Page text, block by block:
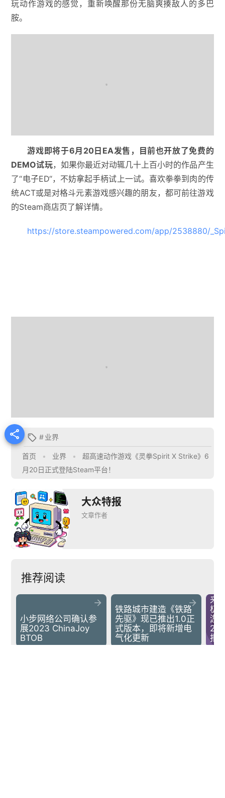
玩动作游戏的感觉，重新唤醒那份无脑爽揍敌人的多巴
胺。
游戏即将于6月20日EA发售，目前也开放了免费的
DEMO试玩，如果你最近对动辄几十上百小时的作品产生
了“电子ED“，不妨拿起手柄试上一试。喜欢拳拳到肉的传
统ACT或是对格斗元素游戏感兴趣的朋友，都可前往游戏
的Steam商店页了解详情。
https://store.steampowered.com/app/2538880/
  #业界
首页 • 业界 •
超高速动作游戏《灵拳Spirit X Strike》6
月20日正式登陆Steam平台！
大众特报
文章作者
推荐阅读
小步网络公司确认参
展2023 ChinaJoy
BTOB

铁路城市建造《铁路
先驱》现已推出1.0正
式版本，即将新增电
气化更新

来
极
游
报